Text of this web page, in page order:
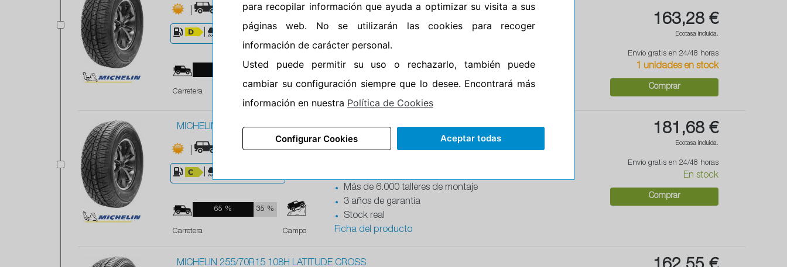
71
35 %
Carretera
Envío en 24/48 horas
Envío gratis
Más de 6.000 talleres de montaje
3 años de garantía
Ficha del producto
163,28 €
Ecotasa incluida.
Envío gratis en 24/48 horas
1 unidades en stock
Comprar
MICHELIN 245/65R17 111H XL LATITUDE CROSS
|M+S
65 % 35 %
Carretera Campo
Envío en 24/48 horas
Más de 6.000 talleres de montaje
3 años de garantía
Stock real
Ficha del producto
181,68 €
Ecotasa incluida.
Envío gratis en 24/48 horas
En stock
Comprar
MICHELIN 255/70R15 108H LATITUDE CROSS
para recopilar información que ayuda a optimizar su visita a sus
páginas web. No se utilizarán las cookies para recoger
información de carácter personal.
Usted puede permitir su uso o rechazarlo, también puede
cambiar su configuración siempre que lo desee. Encontrará más
información en nuestra Política de Cookies
Configurar Cookies Aceptar todas